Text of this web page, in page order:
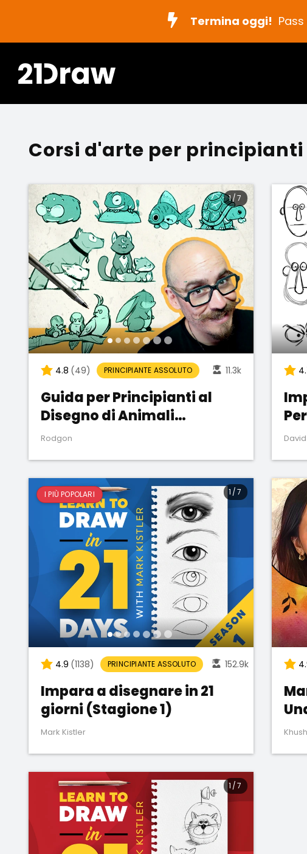
Termina oggi!
Corsi d'arte per
4.8 (49) PRINCIPIANTE ASSOLUTO 11.3k
Guida per Principianti al
Disegno di Animali
Domestici
Rodgon
1/7
I PIÙ POPOLARI
4.9 (1138) PRINCIPIANTE ASSOLUTO 152.9k
Impara a disegnare in 21
giorni (Stagione 1)
Mark Kistler
1 /7
1 /7